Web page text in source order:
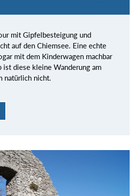
mit Gipfelbesteigung und
auf den Chiemsee. Eine echte
mit dem Kinderwagen machbar
ist diese kleine Wanderung am
natürlich nicht.